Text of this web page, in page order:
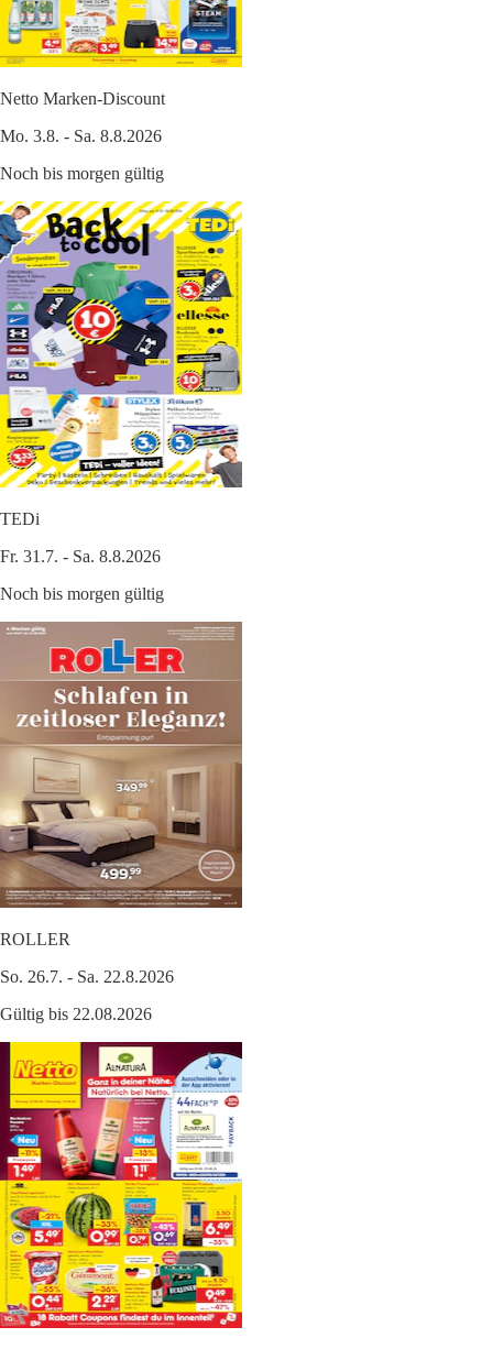
Netto Marken-Discount
Mo. 3.8. - Sa. 8.8.2026
Noch bis morgen gültig
TEDi
Fr. 31.7. - Sa. 8.8.2026
Noch bis morgen gültig
ROLLER
So. 26.7. - Sa. 22.8.2026
Gültig bis 22.08.2026